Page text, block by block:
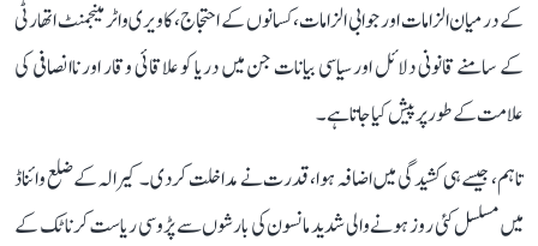
کے درمیان الزامات اور جوابی الزامات، کسانوں کے احتجاج، کاویری واٹر مینجمنٹ اتھارٹی
کے سامنے قانونی دلائل اور سیاسی بیانات جن میں دریا کو علاقائی وقار اور ناانصافی کی
علامت کے طور پر پیش کیا جاتا ہے۔
تاہم، جیسے ہی کشیدگی میں اضافہ ہوا، قدرت نے مداخلت کر دی۔ کیرالہ کے ضلع وائناڈ
میں مسلسل کئی روز ہونے والی شدید مانسون کی بارشوں سے پڑوسی ریاست کرناٹک کے